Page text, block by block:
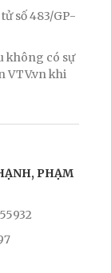
số 483/GP-
không có sự
VTV.vn khi
PHẠM